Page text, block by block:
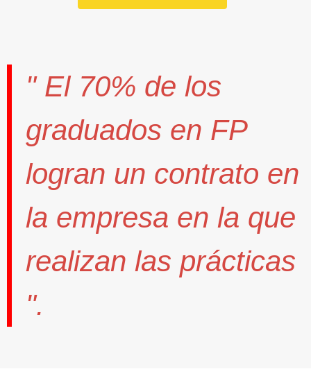
" El 70% de los
graduados en FP
logran un contrato en
la empresa en la que
realizan las prácticas
".